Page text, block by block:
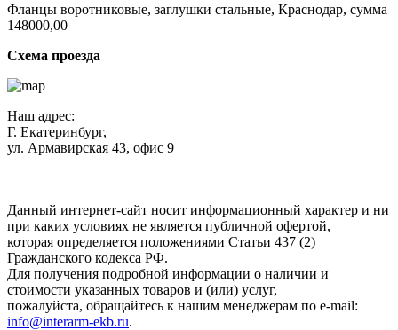
Фланцы воротниковые, заглушки стальные, Краснодар, сумма
148000,00
Схема проезда
Наш адрес:
Г. Екатеринбург,
ул. Армавирская 43, офис 9
Данный интернет-сайт носит информационный характер и ни
при каких условиях не является публичной офертой,
которая определяется положениями Статьи 437 (2)
Гражданского кодекса РФ.
Для получения подробной информации о наличии и
стоимости указанных товаров и (или) услуг,
пожалуйста, обращайтесь к нашим менеджерам по e-mail:
info@interarm-ekb.ru.